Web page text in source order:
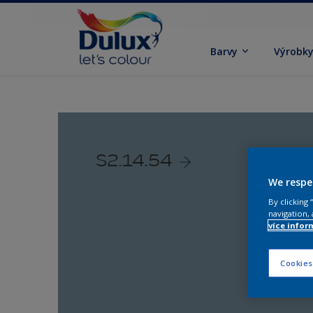
Barvy
S2.14.54
We
By clicking
navigation,
více